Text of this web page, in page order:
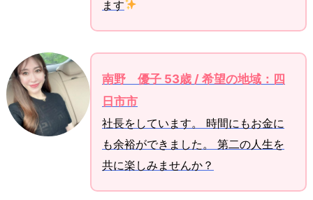
ます
南野 優子 53歳 / 希望の地域：四
日市市
社長をしています。 時間にもお金に
も余裕ができました。 第二の人生を
共に楽しみませんか？